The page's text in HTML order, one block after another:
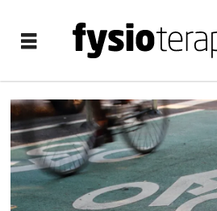
Tag:
gange